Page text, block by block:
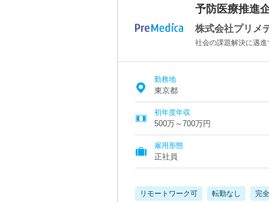
予防医療推進
株式会社プリメ
社会の課題解決に邁
勤務地
東京都
初年度年収
500万～700万円
雇用形態
正社員
リモートワーク可 転勤なし 完